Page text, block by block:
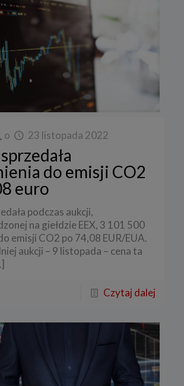
o 23 listopada 2022
do emisji CO2
euro
podczas aukcji,
na giełdzie EEX, 3 101 500
emisji CO2 po 74,08 EUR/EUA.
aukcji – 9 listopada – cena ta
Czytaj dalej